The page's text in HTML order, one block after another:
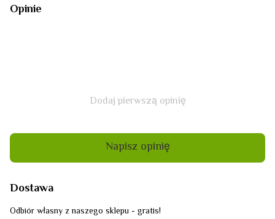
Opinie
Dodaj pierwszą opinię
Napisz opinię
Dostawa
Odbiór własny z naszego sklepu - gratis!